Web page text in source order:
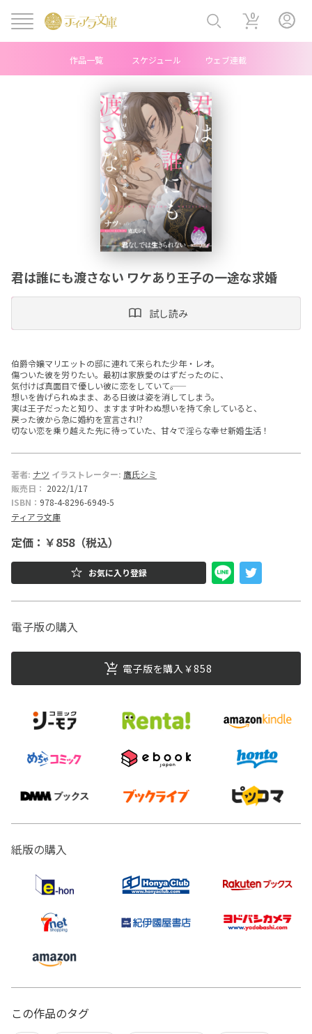
ニ
ー
文
庫
作品一覧 スケジュール ウェブ連載
0
君は誰にも渡さない ワケあり王子の一途な求婚
試し読み
伯爵令嬢マリエットの邸に連れて来られた少年・レオ。
傷ついた彼を労りたい。最初は家族愛のはずだったのに、
気付けば真面目で優しい彼に恋をしていて――。
想いを告げられぬまま、ある日彼は姿を消してしまう。
実は王子だったと知り、ますます叶わぬ想いを持て余していると、
戻った彼から急に婚約を宣言され!?
切ない恋を乗り越えた先に待っていた、甘々で淫らな幸せ新婚生活！
著者: ナツ イラストレーター: 鷹氏シミ
販売日： 2022/1/17
ISBN： 978-4-8296-6949-5
ティアラ文庫
定価：￥858（税込）
お気に入り登録
電子版の購入
電子版を購入￥858
紙版の購入
この作品のタグ